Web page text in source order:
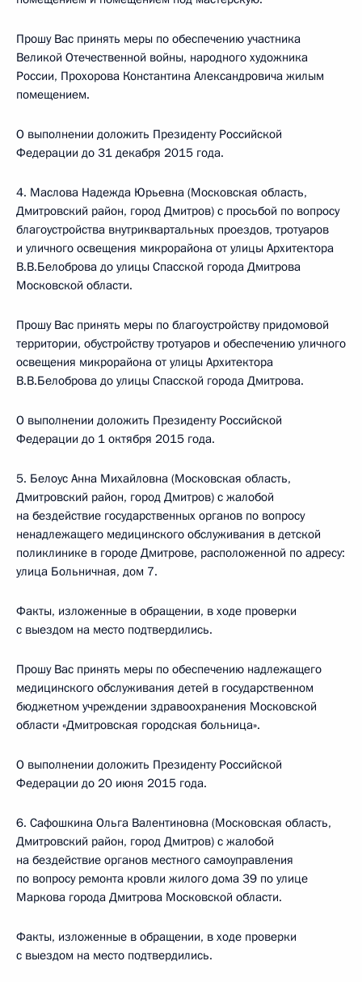
Прошу Вас принять меры по обеспечению участника
Великой Отечественной войны, народного художника
России, Прохорова Константина Александровича жилым
помещением.
О выполнении доложить Президенту Российской
Федерации до 31 декабря 2015 года.
4. Маслова Надежда Юрьевна (Московская область,
Дмитровский район, город Дмитров) с просьбой по вопросу
благоустройства внутриквартальных проездов, тротуаров
и уличного освещения микрорайона от улицы Архитектора
В.В.Белоброва до улицы Спасской города Дмитрова
Московской области.
Прошу Вас принять меры по благоустройству придомовой
территории, обустройству тротуаров и обеспечению уличного
освещения микрорайона от улицы Архитектора
В.В.Белоброва до улицы Спасской города Дмитрова.
О выполнении доложить Президенту Российской
Федерации до 1 октября 2015 года.
5. Белоус Анна Михайловна (Московская область,
Дмитровский район, город Дмитров) с жалобой
на бездействие государственных органов по вопросу
ненадлежащего медицинского обслуживания в детской
поликлинике в городе Дмитрове, расположенной по адресу:
улица Больничная, дом 7.
Факты, изложенные в обращении, в ходе проверки
с выездом на место подтвердились.
Прошу Вас принять меры по обеспечению надлежащего
медицинского обслуживания детей в государственном
бюджетном учреждении здравоохранения Московской
области «Дмитровская городская больница».
О выполнении доложить Президенту Российской
Федерации до 20 июня 2015 года.
6. Сафошкина Ольга Валентиновна (Московская область,
Дмитровский район, город Дмитров) с жалобой
на бездействие органов местного самоуправления
по вопросу ремонта кровли жилого дома 39 по улице
Маркова города Дмитрова Московской области.
Факты, изложенные в обращении, в ходе проверки
с выездом на место подтвердились.